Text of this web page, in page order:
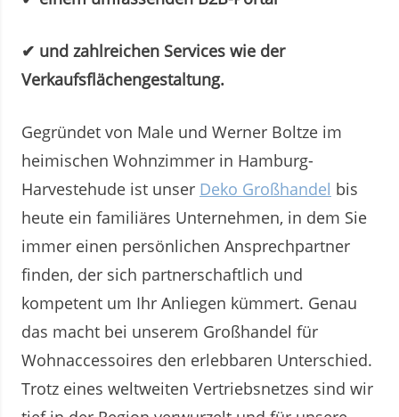
✔ und zahlreichen Services wie der
Verkaufsflächengestaltung.
Gegründet von Male und Werner Boltze im
heimischen Wohnzimmer in Hamburg-
Harvestehude ist unser Deko Großhandel bis
heute ein familiäres Unternehmen, in dem Sie
immer einen persönlichen Ansprechpartner
finden, der sich partnerschaftlich und
kompetent um Ihr Anliegen kümmert. Genau
das macht bei unserem Großhandel für
Wohnaccessoires den erlebbaren Unterschied.
Trotz eines weltweiten Vertriebsnetzes sind wir